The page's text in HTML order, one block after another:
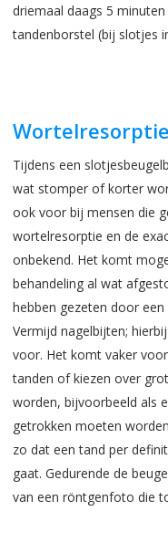
driemaal daags 5
tandenborstel (bij slotjes
Wortelresorptie
Tijdens een
wat stomper of korter
ook voor bij mensen die
wortelresorptie en de
onbekend. Het komt
behandeling al wat
hebben gezeten door
Vermijd nagelbijten;
voor. Het komt vaker
tanden of kiezen over
worden, bijvoorbeeld als
getrokken moeten
zo dat een tand per
gaat. Gedurende de
van een röntgenfoto die